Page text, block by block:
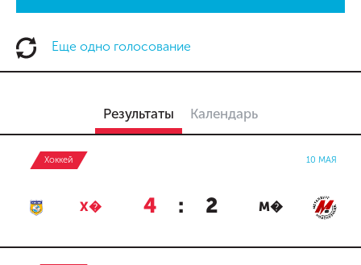
Еще одно голосование
Результаты Календарь
Хоккей 10 МАЯ
Х� 4 : 2 М�